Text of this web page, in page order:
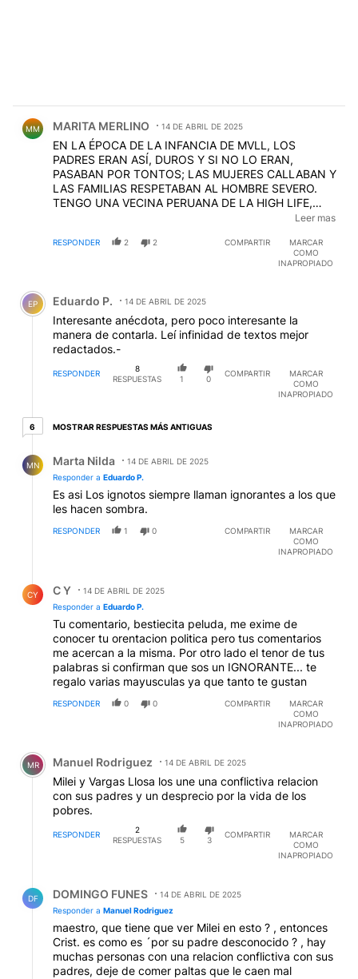
MM MARITA MERLINO 14 DE ABRIL DE 2025
EN LA ÉPOCA DE LA INFANCIA DE MVLL, LOS
PADRES ERAN ASÍ, DUROS Y SI NO LO ERAN,
PASABAN POR TONTOS; LAS MUJERES CALLABAN Y
LAS FAMILIAS RESPETABAN AL HOMBRE SEVERO.
TENGO UNA VECINA PERUANA DE LA HIGH LIFE,
CRIADA EN UN INTERNADO DE MONJAS MÁS
CRUELES, VENIDAS DE UNA ESPAÑA EMPOBRECIDA
DESPUÉS DE LA GUERRA, MALEDETTAS DE ACÁ A LA
Leer mas
RESPONDER 2 2 COMPARTIR
MARCAR
COMO
INAPROPIADO
Comentario de Eduardo P..
EP Eduardo P. 14 DE ABRIL DE 2025
Interesante anécdota, pero poco interesante la
manera de contarla. Leí infinidad de textos mejor
redactados.-
RESPONDER
8
RESPUESTAS
1 0
COMPARTIR
MARCAR
COMO
INAPROPIADO
66 respuestas más antiguas
MOSTRAR RESPUESTAS MÁS ANTIGUAS
MN Marta Nilda
14 DE ABRIL DE 2025
Responder a Eduardo P.
Es asi Los ignotos siempre llaman ignorantes a los que
les hacen sombra.
RESPONDER 1 0 COMPARTIR
MARCAR
COMO
INAPROPIADO
CY C Y
14 DE ABRIL DE 2025
Responder a Eduardo P.
Tu comentario, bestiecita peluda, me exime de
conocer tu orentacion politica pero tus comentarios
me acercan a la misma. Por otro lado el tenor de tus
palabras si confirman que sos un IGNORANTE... te
regalo varias mayusculas ya que tanto te gustan
RESPONDER 0 0 COMPARTIR
MARCAR
COMO
INAPROPIADO
Comentario de Manuel Rodriguez.
MR Manuel Rodriguez 14 DE ABRIL DE 2025
Milei y Vargas Llosa los une una conflictiva relacion
con sus padres y un desprecio por la vida de los
pobres.
RESPONDER
2
RESPUESTAS
5 3
COMPARTIR
MARCAR
COMO
INAPROPIADO
DF DOMINGO FUNES
14 DE ABRIL DE 2025
Responder a Manuel Rodriguez
maestro, que tiene que ver Milei en esto ? , entonces
Crist. es como es ´por su padre desconocido ? , hay
muchas personas con una relacion conflictiva con sus
padres, deje de comer paltas que le caen mal